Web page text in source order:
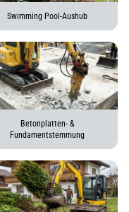
Swimming Pool-Aushub
Betonplatten- &
Fundamentstemmung